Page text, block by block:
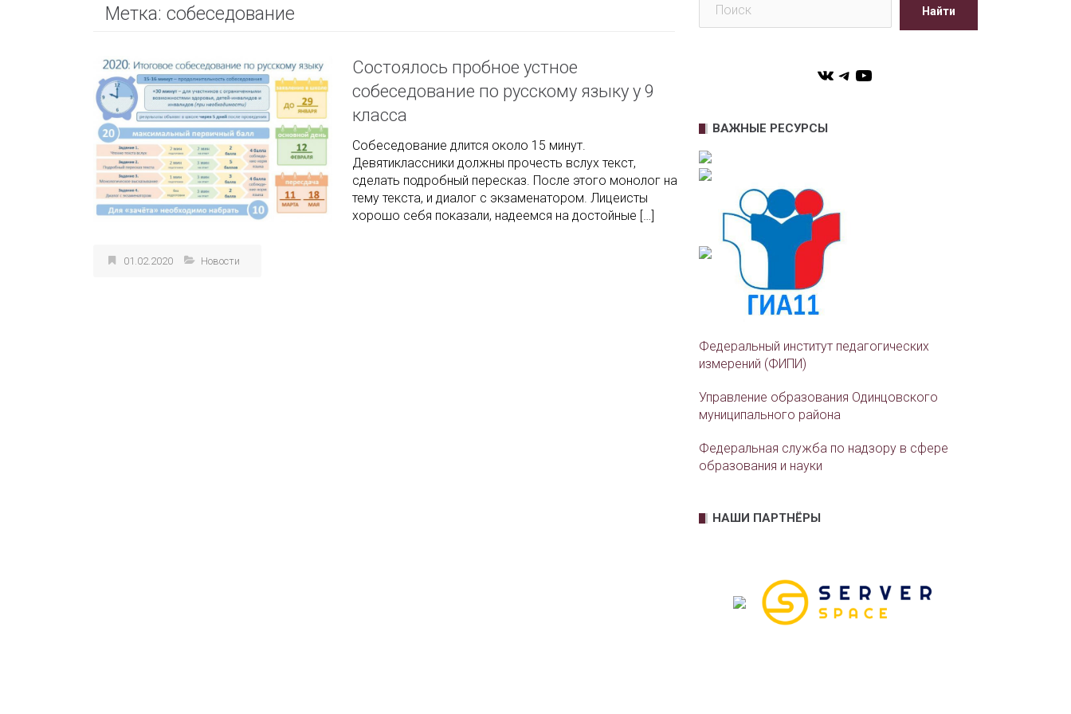
Метка: собеседование
Состоялось пробное устное
собеседование по русскому языку у 9
класса
Собеседование длится около 15 минут.
Девятиклассники должны прочесть вслух текст,
сделать подробный пересказ. После этого монолог на
тему текста, и диалог с экзаменатором. Лицеисты
хорошо себя показали, надеемся на достойные […]
01.02.2020 Новости
Найти
VKTelegram
YouTube
ВАЖНЫЕ РЕСУРСЫ
Федеральный институт педагогических
измерений (ФИПИ)
Управление образования Одинцовского
муниципального района
Федеральная служба по надзору в сфере
образования и науки
НАШИ ПАРТНЁРЫ